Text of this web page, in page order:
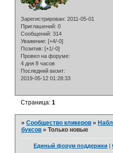
Зарегистрирован: 2011-05-01
Приглашений: 0
Сообщений: 314
Уважение: [+4/-0]
Позитив: [+1/-0]
Провел на форуме:
4 дня 8 часов
Последний визит:
2019-05-12 01:28:33
Страница:1
»Сообщество кликеров »
буксов »Только новые
Единый форум поддержки |